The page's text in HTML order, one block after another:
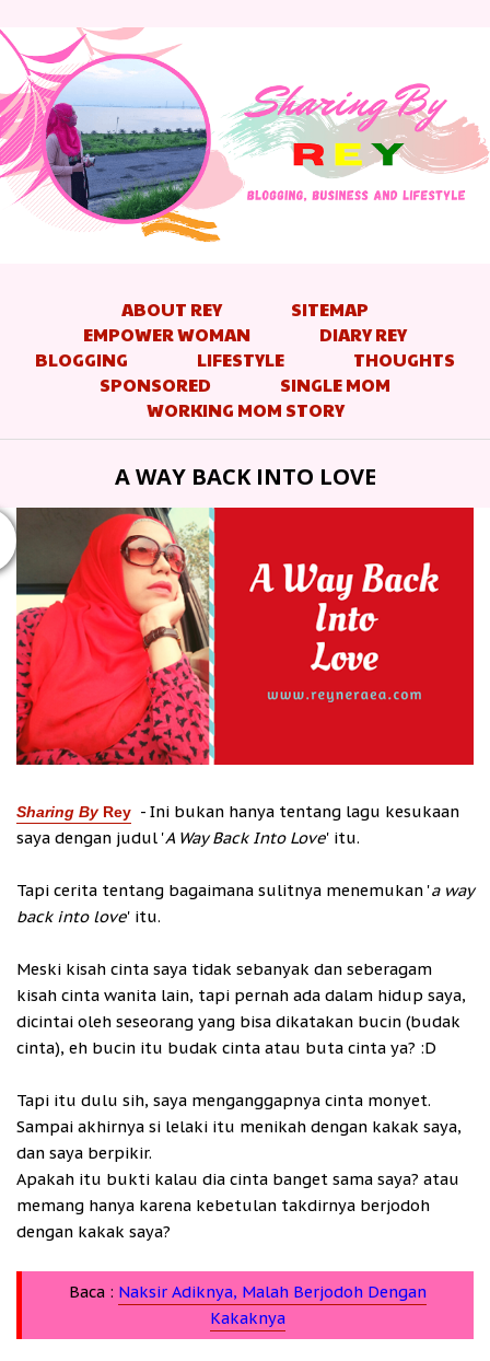
ABOUT REY
SITEMAP
EMPOWER WOMAN
DIARY REY
BLOGGING
LIFESTYLE
THOUGHTS
SPONSORED
SINGLE MOM
WORKING MOM STORY
A WAY BACK INTO LOVE
Sharing By Rey - Ini bukan hanya tentang lagu kesukaan
saya dengan judul 'A Way Back Into Love' itu.
Tapi cerita tentang bagaimana sulitnya menemukan 'a way
back into love' itu.
Meski kisah cinta saya tidak sebanyak dan seberagam
kisah cinta wanita lain, tapi pernah ada dalam hidup saya,
dicintai oleh seseorang yang bisa dikatakan bucin (budak
cinta), eh bucin itu budak cinta atau buta cinta ya? :D
Tapi itu dulu sih, saya menganggapnya cinta monyet.
Sampai akhirnya si lelaki itu menikah dengan kakak saya,
dan saya berpikir.
Apakah itu bukti kalau dia cinta banget sama saya? atau
memang hanya karena kebetulan takdirnya berjodoh
dengan kakak saya?
Baca : Naksir Adiknya, Malah Berjodoh Dengan
Kakaknya